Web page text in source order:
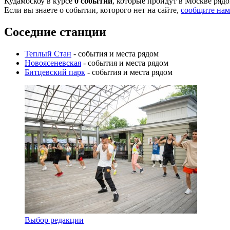
Если вы знаете о событии, которого нет на сайте, сообщите нам
Соседние станции
Теплый Стан - события и места рядом
Новоясеневская - события и места рядом
Битцевский парк - события и места рядом
Выбор редакции